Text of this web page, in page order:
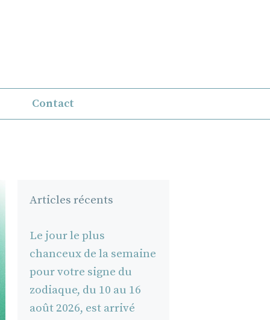
Contact
Articles récents
Le jour le plus
chanceux de la semaine
pour votre signe du
zodiaque, du 10 au 16
août 2026, est arrivé